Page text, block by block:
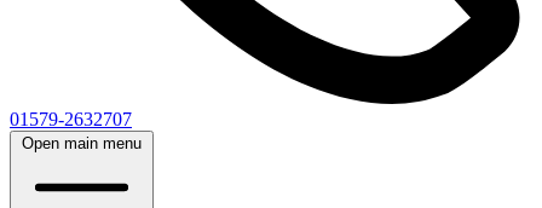
01579-2632707
Open main menu